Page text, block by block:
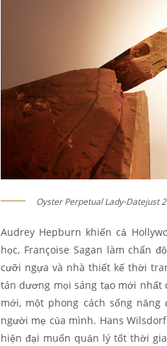
Oyster Perpetual Lady-Datejust
Audrey Hepburn khiến cả
học, Françoise Sagan làm chấn
cưỡi ngựa và nhà thiết kế thời
tán dương mọi sáng tạo mới nhất
mới, một phong cách sống
người mẹ của mình. Hans
hiện đại muốn quản lý tốt thời